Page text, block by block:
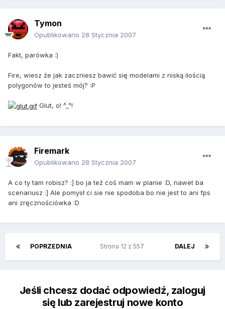
Tymon
Opublikowano 28 Stycznia 2007
Fakt, parówka :)
Fire, wiesz że jak zaczniesz bawić się modelami z niską ilością
polygonów to jesteś mój? :P
Glut, o! ^_^!
Firemark
Opublikowano 28 Stycznia 2007
A co ty tam robisz? :] bo ja też coś mam w planie :D, nawet ba
scenariusz :] Ale pomysł ci sie nie spodoba bo nie jest to ani fps
ani zręcznościówka :D
POPRZEDNIA DALEJ
Strona 12 z 557
Jeśli chcesz dodać odpowiedź, zaloguj
się lub zarejestruj nowe konto